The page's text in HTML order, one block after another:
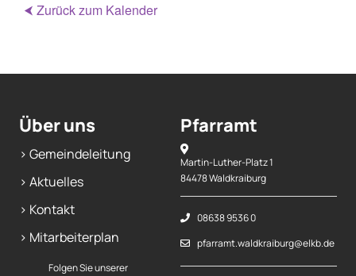
⮜ Zurück zum Kalender
Über uns
> Gemeindeleitung
> Aktuelles
> Kontakt
> Mitarbeiterplan
Folgen Sie unserer
Pfarramt
Martin-Luther-Platz 1
84478 Waldkraiburg
08638 9536 0
pfarramt.waldkraiburg@elkb.de